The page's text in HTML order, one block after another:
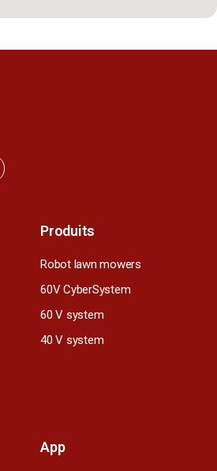
Produits
Robot lawn mowers
60V CyberSystem
60 V system
40 V system
App